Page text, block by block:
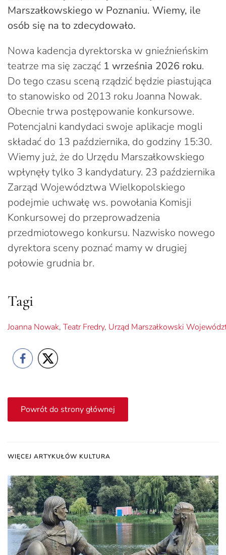
Marszałkowskiego w Poznaniu. Wiemy, ile
osób się na to zdecydowało.
Nowa kadencja dyrektorska w gnieźnieńskim
teatrze ma się zacząć 1 września 2026 roku.
Do tego czasu sceną rządzić będzie piastująca
to stanowisko od 2013 roku Joanna Nowak.
Obecnie trwa postępowanie konkursowe.
Potencjalni kandydaci swoje aplikacje mogli
składać do 13 października, do godziny 15:30.
Wiemy już, że do Urzędu Marszałkowskiego
wpłynęły tylko 3 kandydatury. 23 października
Zarząd Województwa Wielkopolskiego
podejmie uchwałę ws. powołania Komisji
Konkursowej do przeprowadzenia
przedmiotowego konkursu. Nazwisko nowego
dyrektora sceny poznać mamy w drugiej
połowie grudnia br.
Tagi
Joanna Nowak, Teatr Fredry, Urząd Marszałkowski
Powrót do strony głównej
WIĘCEJ ARTYKUŁÓW KULTURA